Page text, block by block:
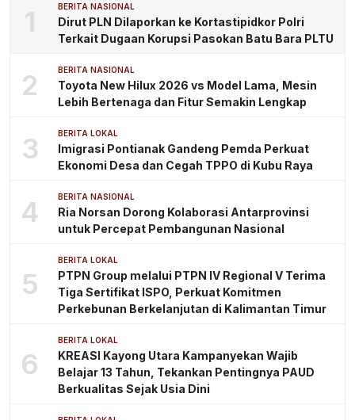
1 BERITA NASIONAL
Dirut PLN Dilaporkan ke Kortastipidkor Polri
Terkait Dugaan Korupsi Pasokan Batu Bara PLTU
2 BERITA NASIONAL
Toyota New Hilux 2026 vs Model Lama, Mesin
Lebih Bertenaga dan Fitur Semakin Lengkap
3 BERITA LOKAL
Imigrasi Pontianak Gandeng Pemda Perkuat
Ekonomi Desa dan Cegah TPPO di Kubu Raya
4 BERITA NASIONAL
Ria Norsan Dorong Kolaborasi Antarprovinsi
untuk Percepat Pembangunan Nasional
5
BERITA LOKAL
PTPN Group melalui PTPN IV Regional V Terima
Tiga Sertifikat ISPO, Perkuat Komitmen
Perkebunan Berkelanjutan di Kalimantan Timur
6
BERITA LOKAL
KREASI Kayong Utara Kampanyekan Wajib
Belajar 13 Tahun, Tekankan Pentingnya PAUD
Berkualitas Sejak Usia Dini